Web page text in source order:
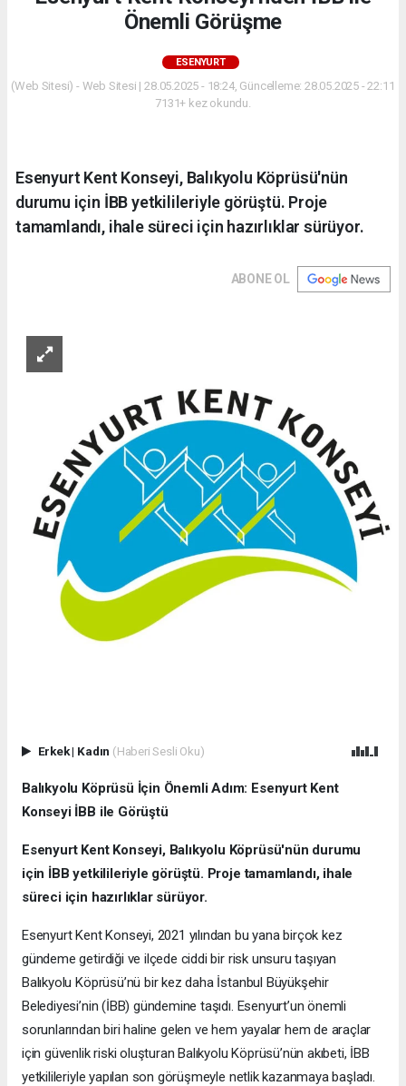
Önemli Görüşme
ESENYURT
(Web Sitesi) - Web Sitesi | 28.05.2025 - 18:24, Güncelleme: 28.05.2025 - 22:11
7131+ kez okundu.
Esenyurt Kent Konseyi, Balıkyolu Köprüsü'nün
durumu için İBB yetkilileriyle görüştü. Proje
tamamlandı, ihale süreci için hazırlıklar sürüyor.
ABONE OL
Erkek| Kadın (Haberi Sesli Oku)
Balıkyolu Köprüsü İçin Önemli Adım: Esenyurt Kent
Konseyi İBB ile Görüştü
Esenyurt Kent Konseyi, Balıkyolu Köprüsü'nün durumu
için İBB yetkilileriyle görüştü. Proje tamamlandı, ihale
süreci için hazırlıklar sürüyor.
Esenyurt Kent Konseyi, 2021 yılından bu yana birçok kez
gündeme getirdiği ve ilçede ciddi bir risk unsuru taşıyan
Balıkyolu Köprüsü’nü bir kez daha İstanbul Büyükşehir
Belediyesi’nin (İBB) gündemine taşıdı. Esenyurt’un önemli
sorunlarından biri haline gelen ve hem yayalar hem de araçlar
için güvenlik riski oluşturan Balıkyolu Köprüsü’nün akıbeti, İBB
yetkilileriyle yapılan son görüşmeyle netlik kazanmaya başladı.